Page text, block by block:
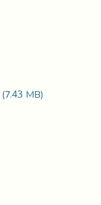
(7.43 MB)